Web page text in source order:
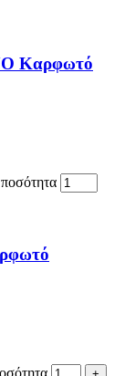
Καρφωτό